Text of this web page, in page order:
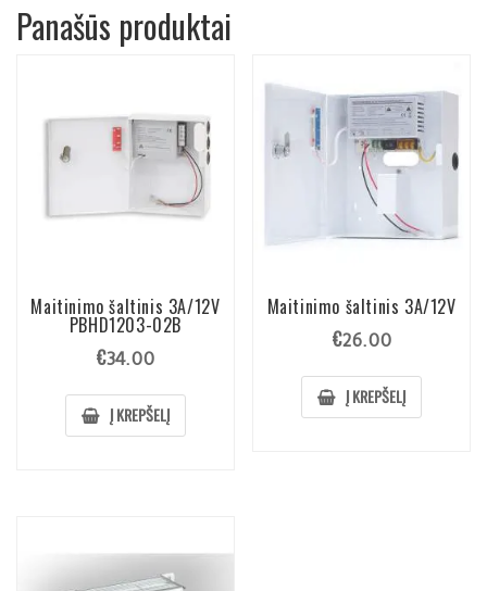
Panašūs produktai
Maitinimo šaltinis 3A/12V
PBHD1203-02B
€34.00
Į KREPŠELĮ
Maitinimo šaltinis 3A/12V
€26.00
Į KREPŠELĮ